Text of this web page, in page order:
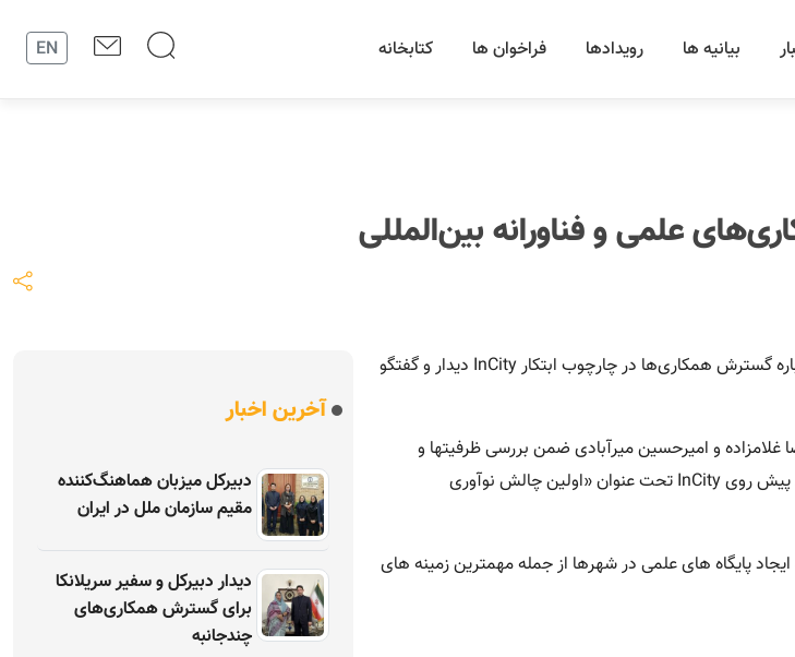
بیانیه ها رویدادها فراخوان ها کتابخانه EN
علمی و فناورانه بین‌المللی
دبیرکل مجمع شهرداران آسیایی و رئیس سازمان توسعه همكارى‌هاى علمی و فناورانه بین‌المللی درباره گسترش همکاری‌ها در چارچوب ابتکار InCity دیدار و گفتگو
غلامزاده و امیرحسین میرآبادی ضمن بررسی ظرفیتها و
امکانات طرفین برای افزایش همکاری های بین المللی به ویژه در سطح شهرهای آسیا، درباره رویداد پیش روی InCity تحت عنوان «اولین چالش نوآوری
پایگاه های علمی در شهرها از جمله مهمترین زمینه های
آخرین اخبار
دبیرکل میزبان هماهنگ‌کننده
مقیم سازمان ملل در ایران
دیدار دبیرکل و سفیر سریلانکا
برای گسترش همکاری‌های
چندجانبه